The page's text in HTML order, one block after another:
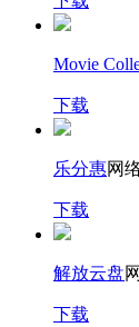
Movie
下载
乐分惠网
下载
解放云盘
下载